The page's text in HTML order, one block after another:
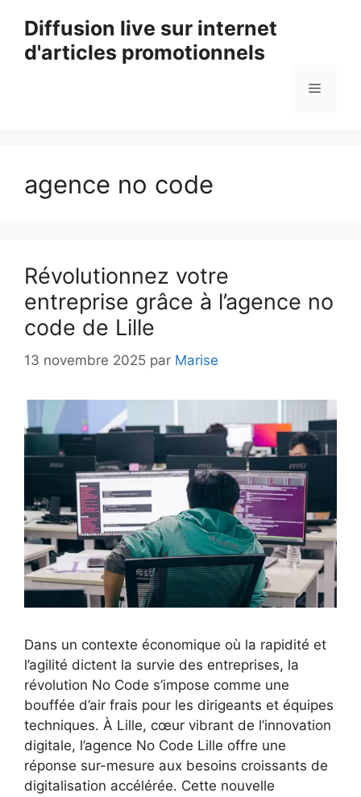
contenu
Diffusion live sur internet
d'articles promotionnels
Menu
agence no code
Révolutionnez votre
entreprise grâce à l’agence no
code de Lille
13 novembre 2025 par Marise
Dans un contexte économique où la rapidité et
l’agilité dictent la survie des entreprises, la
révolution No Code s’impose comme une
bouffée d’air frais pour les dirigeants et équipes
techniques. À Lille, cœur vibrant de l’innovation
digitale, l’agence No Code Lille offre une
réponse sur-mesure aux besoins croissants de
digitalisation accélérée. Cette nouvelle